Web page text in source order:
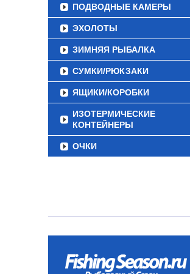
ПОДВОДНЫЕ КАМЕРЫ
ЭХОЛОТЫ
ЗИМНЯЯ РЫБАЛКА
СУМКИ/РЮКЗАКИ
ЯЩИКИ/КОРОБКИ
ИЗОТЕРМИЧЕСКИЕ
КОНТЕЙНЕРЫ
ОЧКИ